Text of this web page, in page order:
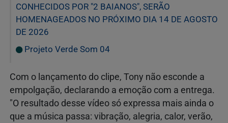
CONHECIDOS POR "2 BAIANOS", SERÃO
HOMENAGEADOS NO PRÓXIMO DIA 14 DE AGOSTO
DE 2026
Projeto Verde Som 04
Com o lançamento do clipe, Tony não esconde a
empolgação, declarando a emoção com a entrega.
"O resultado desse vídeo só expressa mais ainda o
que a música passa: vibração, alegria, calor, verão,